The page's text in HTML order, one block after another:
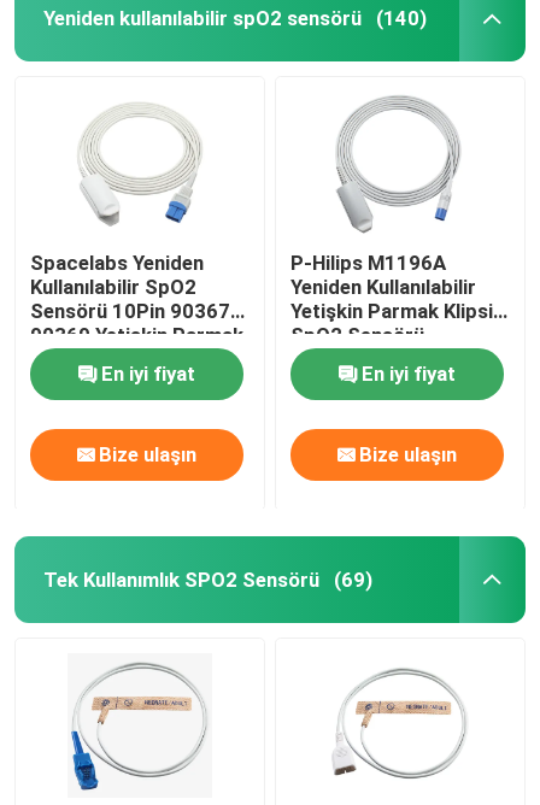
Yeniden kullanılabilir spO2 sensörü (140)
Spacelabs Yeniden
Kullanılabilir SpO2
Sensörü 10Pin 90367
90369 Yetişkin Parmak
Klipsi SpO2 Sensörü
En iyi fiyat
Bize ulaşın
P-Hilips M1196A
Yeniden Kullanılabilir
Yetişkin Parmak Klipsi
SpO2 Sensörü
Dikdörtgen 8Pin
En iyi fiyat
Bize ulaşın
Tek Kullanımlık SPO2 Sensörü (69)